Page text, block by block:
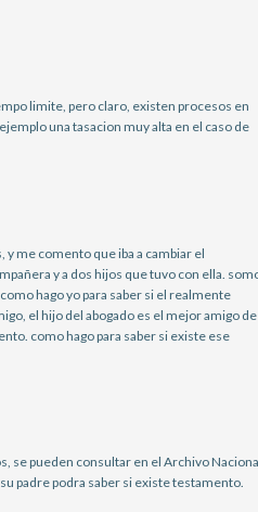
limite, pero claro, existen procesos en
una tasacion muy alta en el caso de
me comento que iba a cambiar el
y a dos hijos que tuvo con ella.
hago yo para saber si el realmente
el hijo del abogado es el mejor amigo de
como hago para saber si existe ese
se pueden consultar en el Archivo
padre podra saber si existe testamento.